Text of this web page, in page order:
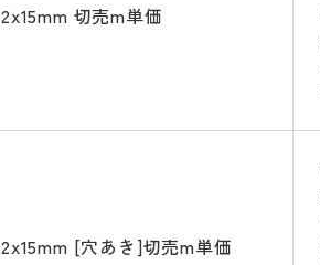
2x15mm 切売m単価
2x15mm [穴あき]切売m単価